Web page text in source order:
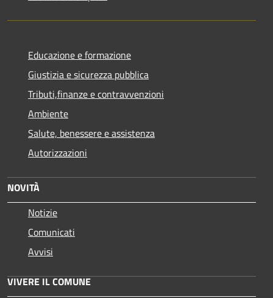
Educazione e formazione
Giustizia e sicurezza pubblica
Tributi,finanze e contravvenzioni
Ambiente
Salute, benessere e assistenza
Autorizzazioni
NOVITÀ
Notizie
Comunicati
Avvisi
VIVERE IL COMUNE